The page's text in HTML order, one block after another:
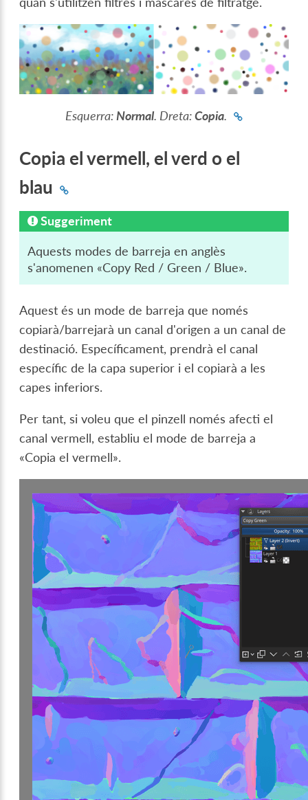
Esquerra: Normal. Dreta:Copia.
Copia el vermell, el verd o el
blau
Suggeriment
Aquests modes de barreja en anglès
s'anomenen «Copy Red / Green / Blue».
Aquest és un mode de barreja que només
copiarà/barrejarà un canal d'origen a un canal de
destinació. Específicament, prendrà el canal
específic de la capa superior i el copiarà a les
capes inferiors.
Per tant, si voleu que el pinzell només afecti el
canal vermell, establiu el mode de barreja a
«Copia el vermell».